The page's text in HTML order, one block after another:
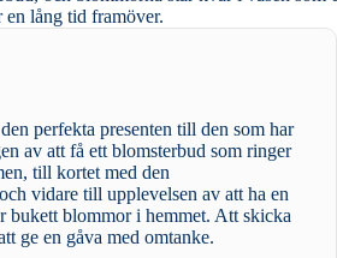
en lång tid framöver.
perfekta presenten till den som har
av att få ett blomsterbud som ringer
till kortet med den
vidare till upplevelsen av att ha en
bukett blommor i hemmet. Att skicka
ge en gåva med omtanke.